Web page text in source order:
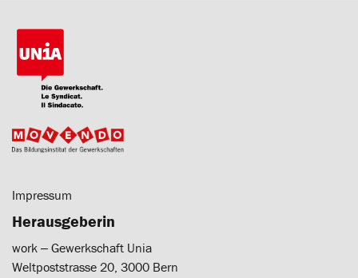
Impressum
Herausgeberin
work ‒ Gewerkschaft Unia
Weltpoststrasse 20, 3000 Bern